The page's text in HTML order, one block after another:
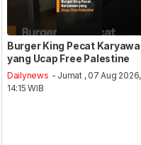
Burger King Pecat
yang Ucap Free Palestine
Dailynews - Jumat , 07 Aug 2026,
14:15 WIB